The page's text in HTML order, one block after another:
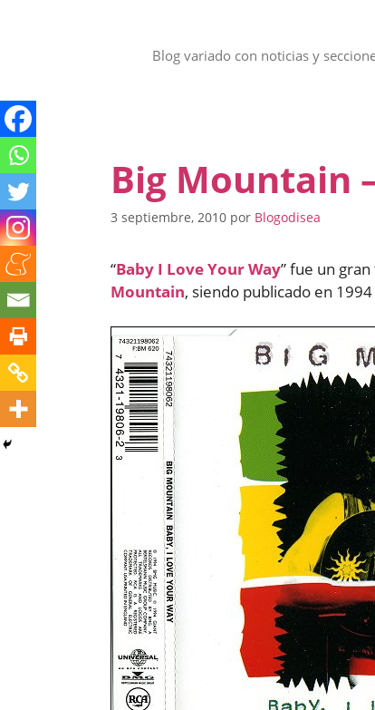
Blog variado con noticias y
Big Mountain
3 septiembre, 2010 por Blogodisea
“Baby I Love Your Way” fue un
Mountain, siendo publicado en